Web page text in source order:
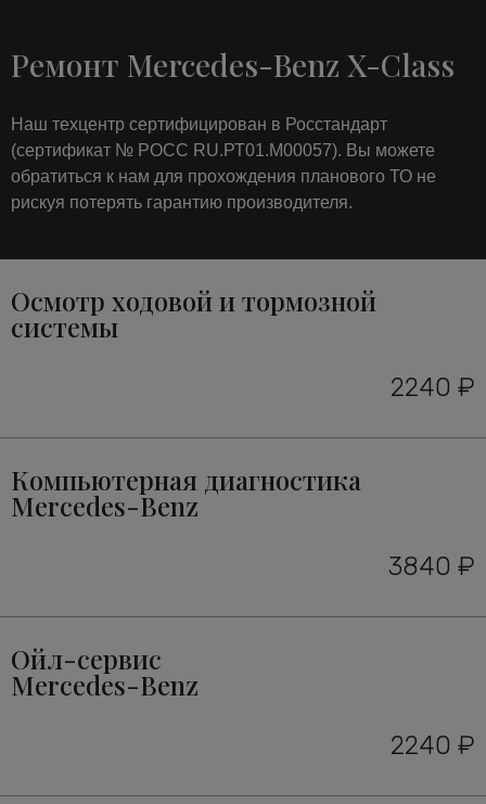
Ремонт Mercedes-Benz X-Class
Наш техцентр сертифицирован в Росстандарт
(сертификат № РОСС RU.РТ01.М00057). Вы можете
обратиться к нам для прохождения планового ТО не
рискуя потерять гарантию производителя.
Осмотр ходовой и тормозной
системы
2240 ₽
Компьютерная диагностика
Mercedes-Benz
3840 ₽
Ойл-сервис
Mercedes-Benz
2240 ₽